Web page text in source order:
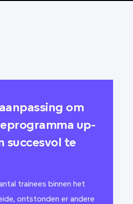
om
up-
succesvol te
trainees binnen het
ontstonden er andere